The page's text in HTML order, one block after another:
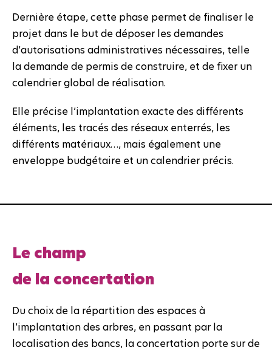
Dernière étape, cette phase permet de finaliser le
projet dans le but de déposer les demandes
d’autorisations administratives nécessaires, telle
la demande de permis de construire, et de fixer un
calendrier global de réalisation.
Elle précise l’implantation exacte des différents
éléments, les tracés des réseaux enterrés, les
différents matériaux…, mais également une
enveloppe budgétaire et un calendrier précis.
Le champ
de la concertation
Du choix de la répartition des espaces à
l’implantation des arbres, en passant par la
localisation des bancs, la concertation porte sur de